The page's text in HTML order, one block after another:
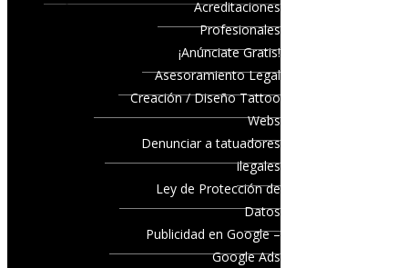
Acreditaciones
Profesionales
¡Anúnciate Gratis!
Asesoramiento Legal
Creación / Diseño Tattoo
Webs
Denunciar a tatuadores
ilegales
Ley de Protección de
Datos
Publicidad en Google –
Google Ads